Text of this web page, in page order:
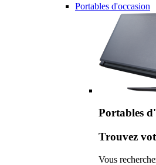
Portables d'occasion
Portables
Trouvez
Vous